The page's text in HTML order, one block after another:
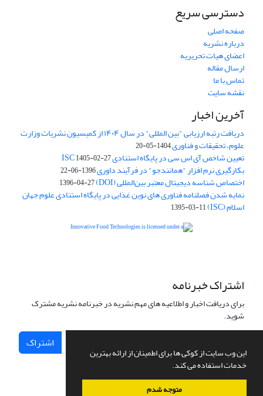
این وب سایت از کوکی ها برای اطمینان از ارائه بهترین
خدمات استفاده می کند.
متوجه شدم
دسترسی سریع
صفحه اصلی
درباره نشریه
اعضای هیات تحریریه
ارسال مقاله
تماس با ما
نقشه سایت
آخرین اخبار
دریافت رتبه ارزیابی "بین المللی" در سال ۱۴۰۴ از کمیسیون نشریات وزارت
علوم، تحقیقات و فناوری1404-05-20
تعیین شاخص آی اس سی در پایگاه استنادی ISC1405-02-27
بکارگیری نرم افزار "همانندجو" در فرآیند داوری1396-06-22
اختصاص شناسه دیجیتال معتبر بین‌المللی (DOI) 1396-04-27
نمایه شدن فصلنامه فناوری های نوین غذایی در پایگاه استنادی علوم جهان
اسلام (ISC) 1395-03-11
اشتراک خبرنامه
برای دریافت اخبار و اطلاعیه های مهم نشریه در خبرنامه نشریه مشترک
شوید.
اشتراک